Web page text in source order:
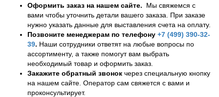
Оформить заказ на нашем сайте. Мы свяжемся с
вами чтобы уточнить детали вашего заказа. При заказе
нужно указать данные для выставления счета на оплату.
Позвоните менеджерам по телефону +7 (499) 390-32-
39. Наши сотрудники ответят на любые вопросы по
ассортименту, а также помогут вам выбрать
необходимый товар и оформить заказ.
Закажите обратный звонок через специальную кнопку
на нашем сайте. Оператор сам свяжется с вами и
проконсультирует.